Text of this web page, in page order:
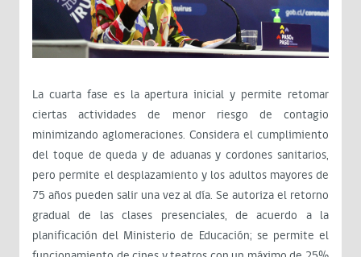
La cuarta fase es la apertura inicial y permite retomar
ciertas actividades de menor riesgo de contagio
minimizando aglomeraciones. Considera el cumplimiento
del toque de queda y de aduanas y cordones sanitarios,
pero permite el desplazamiento y los adultos mayores de
75 años pueden salir una vez al día. Se autoriza el retorno
gradual de las clases presenciales, de acuerdo a la
planificación del Ministerio de Educación; se permite el